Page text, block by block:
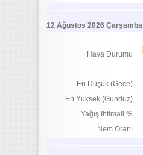
12 Ağustos 2026 Çarşamba
Hava Durumu
En Düşük (Gece)
En Yüksek (Gündüz)
Yağış İhtimali %
Nem Oranı